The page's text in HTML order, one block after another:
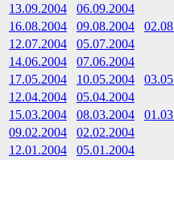
13.09.2004
06.09.2004
16.08.2004 09.08.2004
12.07.2004
05.07.2004
14.06.2004
07.06.2004
17.05.2004 10.05.2004
12.04.2004
05.04.2004
15.03.2004 08.03.2004
09.02.2004
02.02.2004
12.01.2004 05.01.2004